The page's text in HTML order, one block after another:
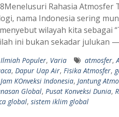
l
e
g
a
m
Rahasia
nama Indonesia sering
wilayah kita sebagai
ini bukan sekadar julukan
Populer, Varia atmosfer,
, Dapur Uap Air, Fisika Atmosfer,
Jam KOnveksi Indonesia, Jantung
Global, Pusat Konveksi Dunia,
global, sistem iklim global